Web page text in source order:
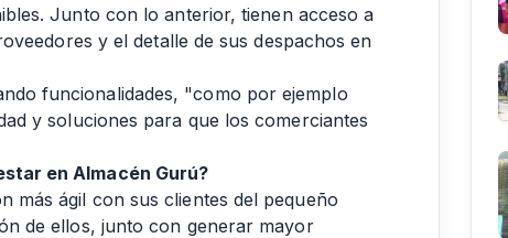
Junto con lo anterior, tienen acceso a
y el detalle de sus despachos en
funcionalidades, "como por ejemplo
y soluciones para que los comerciantes
en Almacén Gurú?
más ágil con sus clientes del pequeño
de ellos, junto con generar mayor